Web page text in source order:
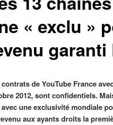
« exclu »
contrats de YouTube France
2012, sont confidentiels.
une exclusivité mondiale
aux ayants droits la